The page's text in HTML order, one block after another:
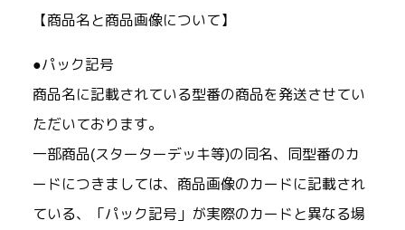
【商品名と商品画像について】
●パック記号
商品名に記載されている型番の商品を発送させてい
ただいております。
一部商品(スターターデッキ等)の同名、同型番のカ
ードにつきましては、商品画像のカードに記載され
ている、「パック記号」が実際のカードと異なる場